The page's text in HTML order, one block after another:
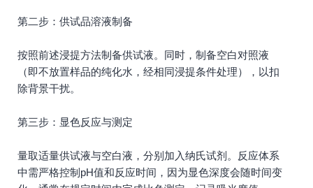
第二步：供试品溶液制备
按照前述浸提方法制备供试液。同时，制备空白对照液
（即不放置样品的纯化水，经相同浸提条件处理），以扣
除背景干扰。
第三步：显色反应与测定
量取适量供试液与空白液，分别加入纳氏试剂。反应体系
中需严格控制pH值和反应时间，因为显色深度会随时间变